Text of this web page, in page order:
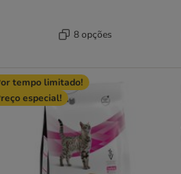
8 opções
tempo limitado!
especial!